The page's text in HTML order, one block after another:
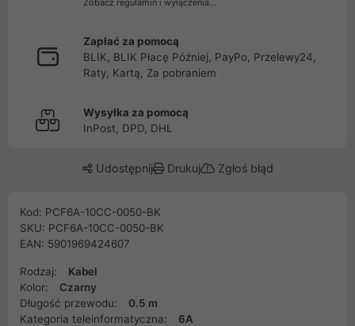
Zobacz regulamin i wyłączenia...
Zapłać za pomocą
BLIK, BLIK Płacę Później, PayPo, Przelewy24,
Raty, Kartą, Za pobraniem
Wysyłka za pomocą
InPost, DPD, DHL
Udostępnij Drukuj Zgłoś błąd
Kod: PCF6A-10CC-0050-BK
SKU: PCF6A-10CC-0050-BK
EAN: 5901969424607
Rodzaj:
Kabel
Kolor:
Czarny
Długość przewodu:
0.5 m
Kategoria teleinformatyczna:
6A